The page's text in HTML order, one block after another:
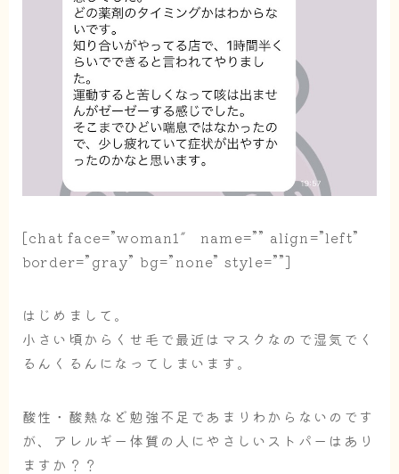
[chat face=”woman1″ name=”” align=”left”
border=”gray” bg=”none” style=””]
はじめまして。
小さい頃からくせ毛で最近はマスクなので湿気でく
るんくるんになってしまいます。
酸性・酸熱など勉強不足であまりわからないのです
が、アレルギー体質の人にやさしいストパーはあり
ますか？？